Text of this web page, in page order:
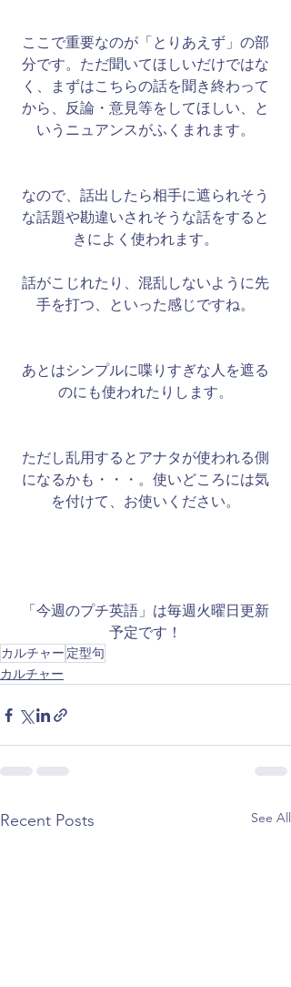
ここで重要なのが「とりあえず」の部
分です。ただ聞いてほしいだけではな
く、まずはこちらの話を聞き終わって
から、反論・意見等をしてほしい、と
いうニュアンスがふくまれます。
なので、話出したら相手に遮られそう
な話題や勘違いされそうな話をすると
きによく使われます。
話がこじれたり、混乱しないように先
手を打つ、といった感じですね。
あとはシンプルに喋りすぎな人を遮る
のにも使われたりします。
​ただし乱用するとアナタが使われる側
になるかも・・・。使いどころには気
を付けて、お使いください。
​「今週のプチ英語」は毎週火曜日更新
予定です！
カルチャー 定型句
カルチャー
Recent Posts See All